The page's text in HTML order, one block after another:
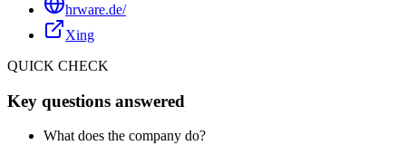
hrware.de/
Xing
QUICK CHECK
Key questions answered
What does the company do?